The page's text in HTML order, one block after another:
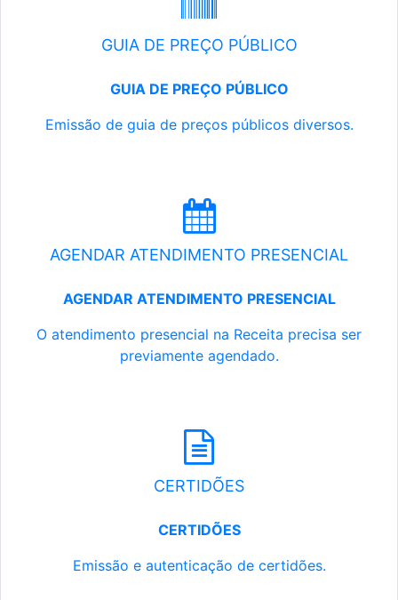
GUIA DE PREÇO PÚBLICO
GUIA DE PREÇO PÚBLICO
Emissão de guia de preços públicos diversos.
AGENDAR ATENDIMENTO PRESENCIAL
AGENDAR ATENDIMENTO PRESENCIAL
O atendimento presencial na Receita precisa ser
previamente agendado.
CERTIDÕES
CERTIDÕES
Emissão e autenticação de certidões.